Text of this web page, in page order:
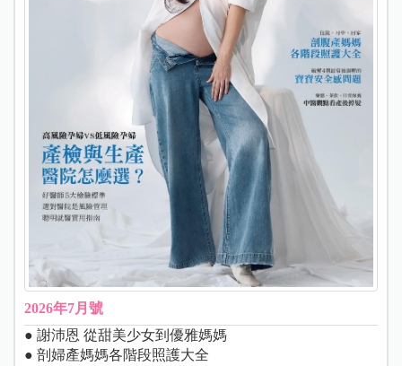
2026年7月號
● 謝沛恩 從甜美少女到優雅媽媽
● 剖婦產媽媽各階段照護大全